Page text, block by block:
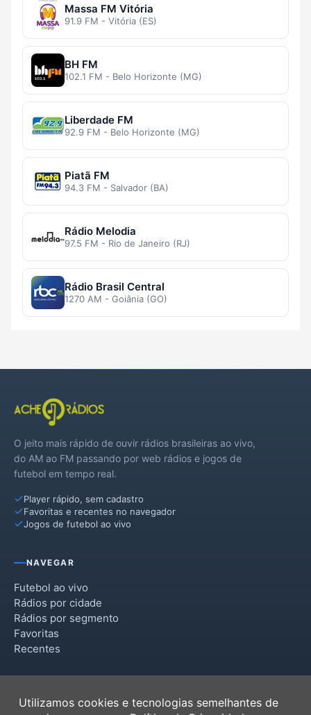
Massa FM Vitória
91.9 FM - Vitória (ES)
BH FM
102.1 FM - Belo Horizonte (MG)
Liberdade FM
92.9 FM - Belo Horizonte (MG)
Piatã FM
94.3 FM - Salvador (BA)
Rádio Melodia
97.5 FM - Rio de Janeiro (RJ)
Rádio Brasil Central
1270 AM - Goiânia (GO)
O jeito mais rápido de ouvir rádios brasileiras ao vivo,
do AM ao FM passando por web rádios e jogos de
futebol em tempo real.
Player rápido, sem cadastro
Favoritas e recentes no navegador
Jogos de futebol ao vivo
NAVEGAR
Futebol ao vivo
Rádios por cidade
Rádios por segmento
Favoritas
Recentes
Utilizamos cookies e tecnologias semelhantes de